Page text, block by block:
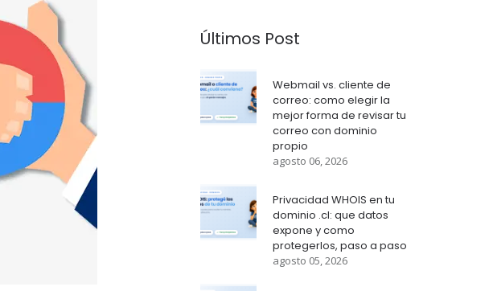
Últimos Post
Webmail vs. cliente de
correo: como elegir la
mejor forma de revisar tu
correo con dominio
propio
agosto 06, 2026
Privacidad WHOIS en tu
dominio .cl: que datos
expone y como
protegerlos, paso a paso
agosto 05, 2026